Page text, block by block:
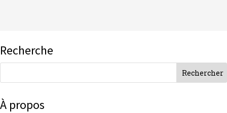
Recherche
À propos